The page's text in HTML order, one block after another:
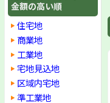
東白川郡棚倉町
東白川郡矢祭町
東白川郡塙町
東白川郡鮫川村
石川郡石川町
石川郡玉川村
石川郡平田村
石川郡浅川町
石川郡古殿町
金額の高い順
住宅地
商業地
工業地
宅地見込地
区域内宅地
準工業地